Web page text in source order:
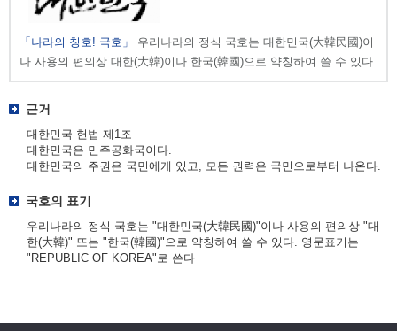
「나라의 칭호! 국호」
우리나라의 정식 국호는 대한민국(大韓民國)이
나 사용의 편의상 대한(大韓)이나 한국(韓國)으로 약칭하여 쓸 수 있다.
근거
대한민국 헌법 제1조
대한민국은 민주공화국이다.
대한민국의 주권은 국민에게 있고, 모든 권력은 국민으로부터 나온다.
국호의 표기
우리나라의 정식 국호는 "대한민국(大韓民國)"이나 사용의 편의상 "대
한(大韓)" 또는 "한국(韓國)"으로 약칭하여 쓸 수 있다. 영문표기는
"REPUBLIC OF KOREA"로 쓴다